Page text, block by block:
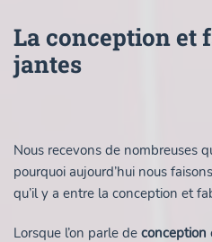
La conception et
jantes
Nous recevons de nombreuses
pourquoi aujourd’hui nous
qu’il y a entre la conception et
Lorsque l’on parle de conception